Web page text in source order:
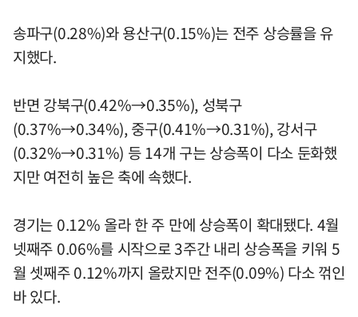
송파구(0.28%)와 용산구(0.15%)는 전주 상승률을 유
지했다.
반면 강북구(0.42%→0.35%), 성북구
(0.37%→0.34%), 중구(0.41%→0.31%), 강서구
(0.32%→0.31%) 등 14개 구는 상승폭이 다소 둔화했
지만 여전히 높은 축에 속했다.
경기는 0.12% 올라 한 주 만에 상승폭이 확대됐다. 4월
넷째주 0.06%를 시작으로 3주간 내리 상승폭을 키워 5
월 셋째주 0.12%까지 올랐지만 전주(0.09%) 다소 꺾인
바 있다.